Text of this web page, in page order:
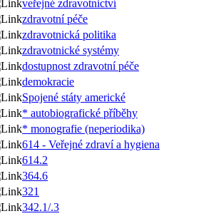
veřejné zdravotnictví
zdravotní péče
zdravotnická politika
zdravotnické systémy
dostupnost zdravotní péče
demokracie
Spojené státy americké
* autobiografické příběhy
* monografie (neperiodika)
614 - Veřejné zdraví a hygiena
614.2
364.6
321
342.1/.3